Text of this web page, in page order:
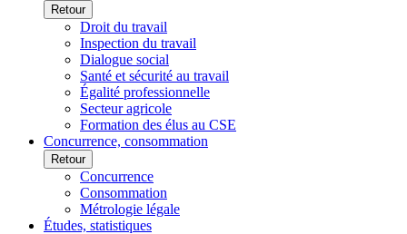
Retour
Droit du travail
Inspection du travail
Dialogue social
Santé et sécurité au travail
Égalité professionnelle
Secteur agricole
Formation des élus au CSE
Concurrence, consommation
Retour
Concurrence
Consommation
Métrologie légale
Études, statistiques